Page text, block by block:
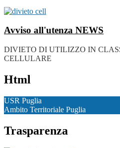
Avviso all'utenza NEWS
DIVIETO DI UTILIZZO IN
CELLULARE
Html
USR Puglia
Ambito Territoriale Puglia
Trasparenza